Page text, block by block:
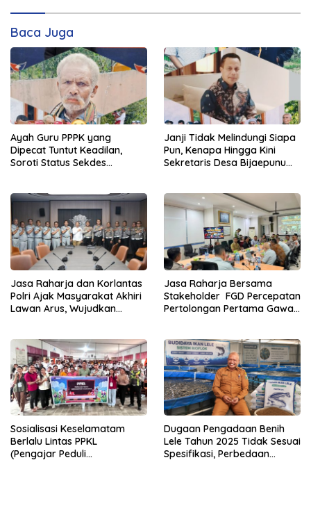
Baca Juga
Ayah Guru PPPK yang
Dipecat Tuntut Keadilan,
Soroti Status Sekdes
Janji Tidak Melindungi Siapa
Pun, Kenapa Hingga Kini
Sekretaris Desa Bijaepunu
DPRD TTS.
Jasa Raharja dan Korlantas
Polri Ajak Masyarakat Akhiri
Lawan Arus, Wujudkan
Jasa Raharja Bersama
Stakeholder FGD Percepatan
Pertolongan Pertama Gawat
Sosialisasi Keselamatam
Berlalu Lintas PPKL
(Pengajar Peduli
Dugaan Pengadaan Benih
Lele Tahun 2025 Tidak Sesuai
Spesifikasi, Perbedaan